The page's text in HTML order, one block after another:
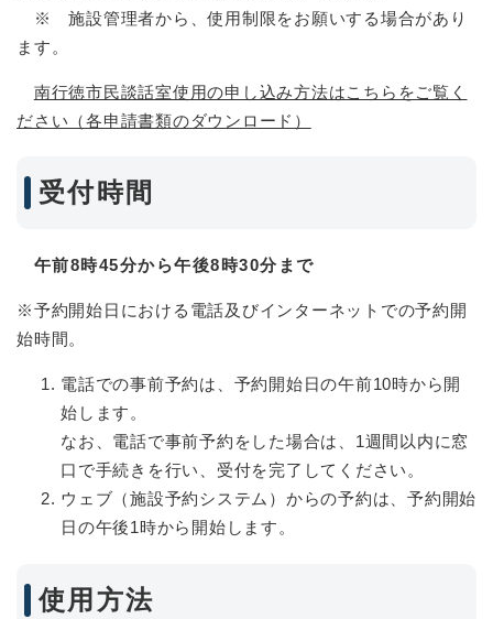
※ 施設管理者から、使用制限をお願いする場合があり
ます。
南行徳市民談話室使用の申し込み方法はこちらをご覧く
ださい（各申請書類のダウンロード）
受付時間
午前8時45分から午後8時30分まで
※予約開始日における電話及びインターネットでの予約開
始時間。
電話での事前予約は、予約開始日の午前10時から開
始します。
なお、電話で事前予約をした場合は、1週間以内に窓
口で手続きを行い、受付を完了してください。
ウェブ（施設予約システム）からの予約は、予約開始
日の午後1時から開始します。
使用方法